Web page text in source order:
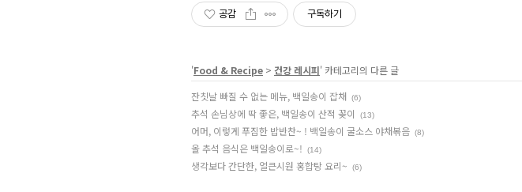
공감 구독하기
'Food & Recipe > 건강 레시피' 카테고리의 다른 글
잔칫날 빠질 수 없는 메뉴, 백일송이 잡채
(6)
추석 손님상에 딱 좋은, 백일송이 산적 꽂이 (13)
어머, 이렇게 푸짐한 밥반찬~ ! 백일송이 굴소스 야채볶음 (8)
올 추석 음식은 백일송이로~! (14)
생각보다 간단한, 얼큰시원 홍합탕 요리~ (6)